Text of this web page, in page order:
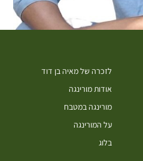
לזכרה של מאיה בן דוד
אודות מורינגה
מורינגה במטבח
על המורינגה
בלוג